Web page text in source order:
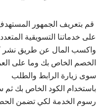
بتعريف الجمهور المستهدف
خدماتنا التسويقية المتعددة
المال عن طريق نشر كود
الخاص بك وما على العميل
زيارة الرابط والطلب
الكود الخاص بك ثم سداد
الخدمة لكي تضمن الحصول